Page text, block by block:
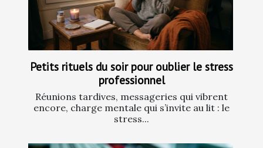
Petits rituels du soir pour oublier le stress
professionnel
Réunions tardives, messageries qui vibrent
encore, charge mentale qui s’invite au lit : le
stress...